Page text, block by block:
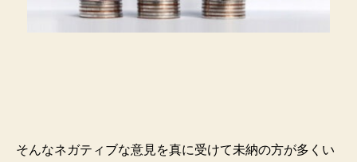
そんなネガティブな意見を真に受けて未納の方が多くい